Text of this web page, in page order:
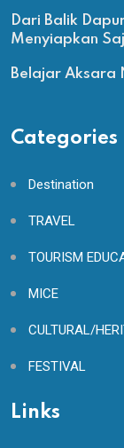
Dari Balik
Menyiapkan
Belajar Aksara
Categories
Destination
TRAVEL
TOURISM
MICE
CULTURAL/
FESTIVAL
Links